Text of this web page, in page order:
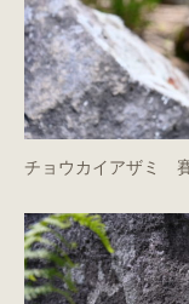
チョウカイアザミ